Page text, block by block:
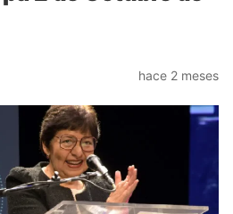
hace 2 meses